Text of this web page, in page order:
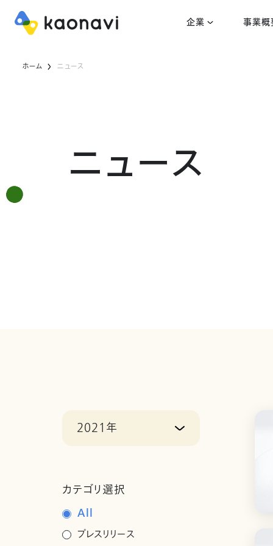
企業 事業概
ホーム ニュース
ニュース
2021年
カテゴリ選択
All
プレスリリース